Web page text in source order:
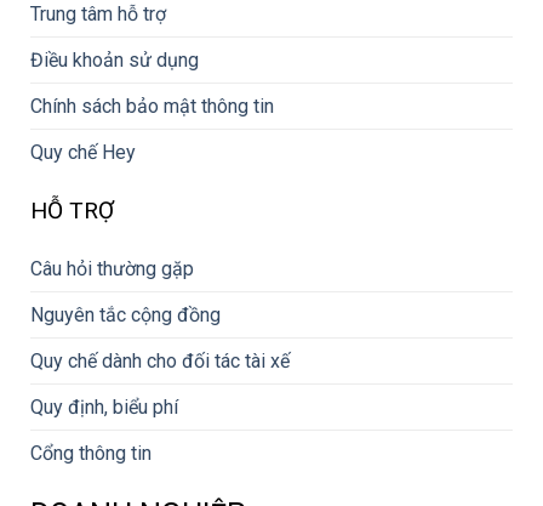
Trung tâm hỗ trợ
Điều khoản sử dụng
Chính sách bảo mật thông tin
Quy chế Hey
HỖ TRỢ
Câu hỏi thường gặp
Nguyên tắc cộng đồng
Quy chế dành cho đối tác tài xế
Quy định, biểu phí
Cổng thông tin